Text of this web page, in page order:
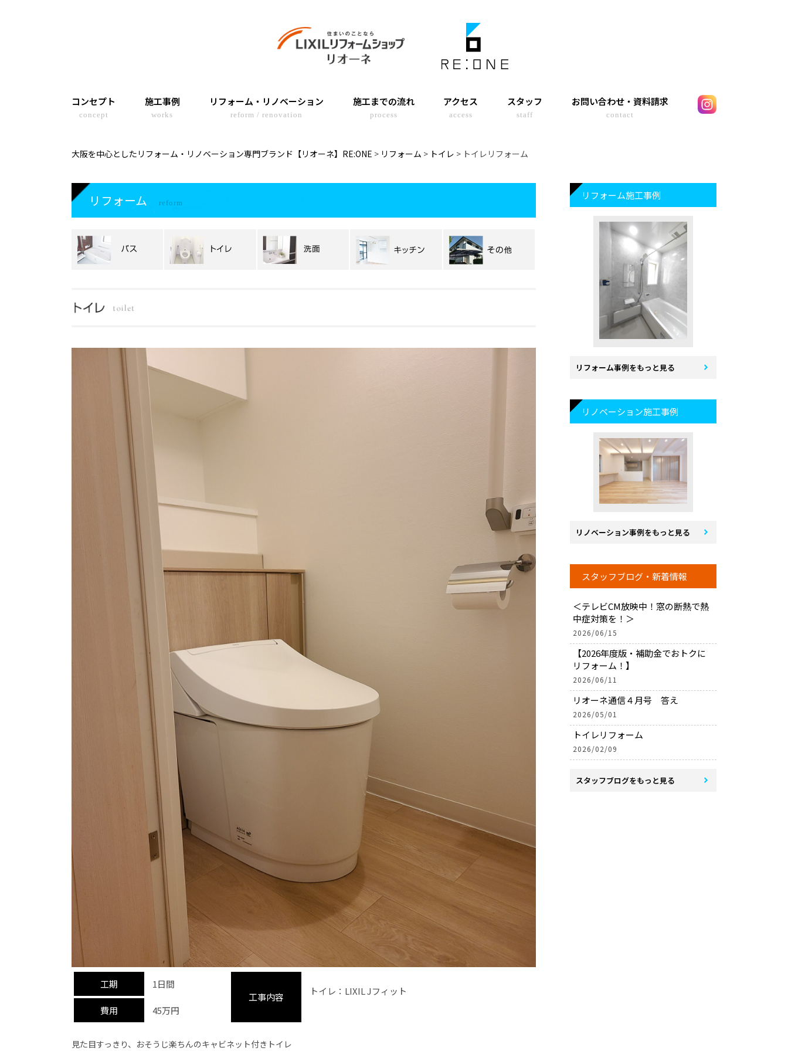
コンセプト
concept
施工事例
works
リフォーム・リノベーション
reform / renovation
施工までの流れ
process
アクセス
access
スタッフ
staff
お問い合わせ・資料請求
contact
大阪を中心としたリフォーム・リノベーション専門ブランド【リオーネ】RE:ONE > リフォーム > トイレ > トイレリフォーム
リフォーム reform
工期
1日間
工事内容
トイレ：LIXIL Jフィット
費用
45万円
見た目すっきり、おそうじ楽ちんのキャビネット付きトイレ
リフォーム施工事例
リフォーム事例をもっと見る
リノベーション施工事例
リノベーション事例をもっと見る
スタッフブログ・新着情報
＜テレビCM放映中！窓の断熱で熱
中症対策を！＞
2026/06/15
【2026年度版・補助金でおトクに
リフォーム！】
2026/06/11
リオーネ通信４月号 答え
2026/05/01
トイレリフォーム
2026/02/09
スタッフブログをもっと見る